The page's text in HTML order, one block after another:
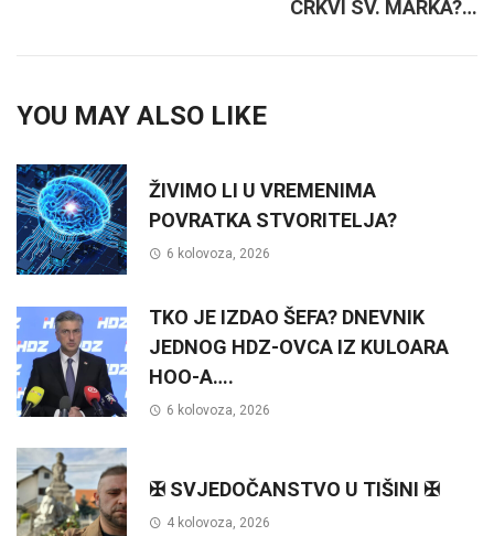
CRKVI SV. MARKA?…
YOU MAY ALSO LIKE
ŽIVIMO LI U VREMENIMA
POVRATKA STVORITELJA?
6 kolovoza, 2026
TKO JE IZDAO ŠEFA? DNEVNIK
JEDNOG HDZ-OVCA IZ KULOARA
HOO-A….
6 kolovoza, 2026
✠ SVJEDOČANSTVO U TIŠINI ✠
4 kolovoza, 2026